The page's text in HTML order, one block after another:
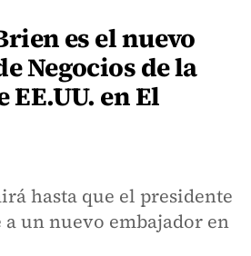
es el nuevo
Negocios de la
EE.UU. en El
hasta que el presidente
a un nuevo embajador en